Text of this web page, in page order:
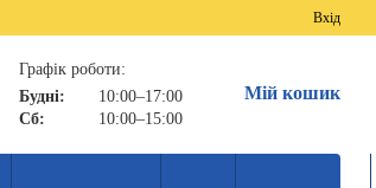
Вхід
Графік роботи:
Будні:
10:00–17:00
Сб:
10:00–15:00
Мій кошик